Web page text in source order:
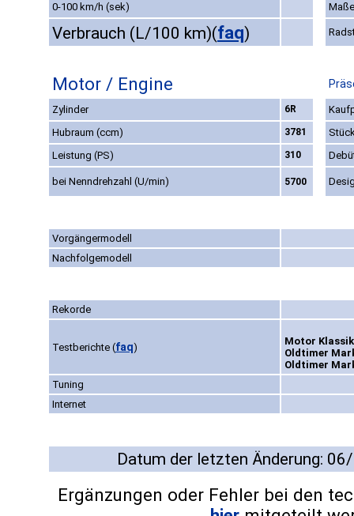
0-100 km/h (sek)
Verbrauch (L/100 km)(faq)
Motor / Engine
Zylinder 6R
Hubraum (ccm)
3781
Leistung (PS)
310
bei Nenndrehzahl (U/min) 5700
Vorgängermodell
Nachfolgemodell
Rekorde
Testberichte (faq)
Motor
Oldtimer
Oldtimer
Tuning
Internet
Datum der letzten Änderung:
Ergänzungen oder Fehler bei den